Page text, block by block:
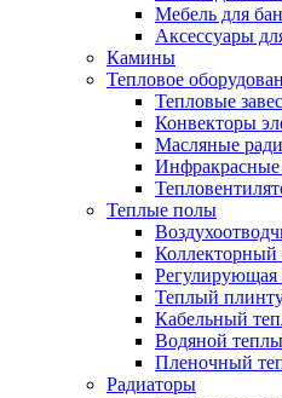
Мебель для
Аксессуары
Камины
Тепловое
Тепловые
Конвекторы
Масляные
Инфракрасные
Теплые полы
Коллекторный
Регулирующая
Теплый
Кабельный
Водяной
Пленочный
Радиаторы